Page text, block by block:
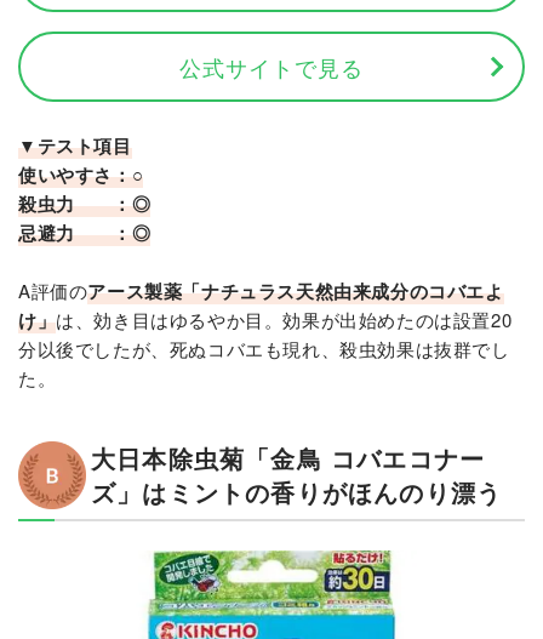
公式サイトで見る
▼テスト項目
使いやすさ：○
殺虫力 ：◎
忌避力 ：◎
A評価のアース製薬「ナチュラス天然由来成分のコバエよ
け」は、効き目はゆるやか目。効果が出始めたのは設置20
分以後でしたが、死ぬコバエも現れ、殺虫効果は抜群でし
た。
大日本除虫菊「金鳥 コバエコナー
ズ」はミントの香りがほんのり漂う